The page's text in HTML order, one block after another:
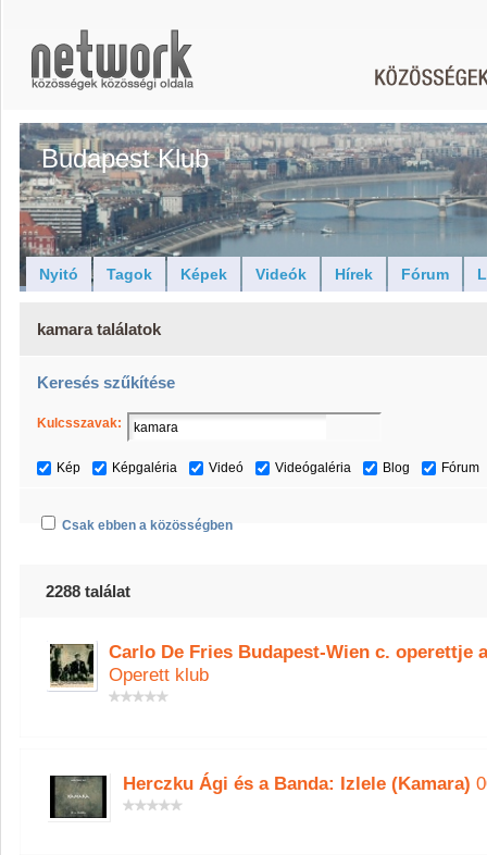
Budapest Klub
Nyitó Tagok Képek Videók Hírek Fórum
kamara találatok
Keresés szűkítése
Kulcsszavak:
Kép Képgaléria Videó Videógaléria Blog Fórum
Csak ebben a közösségben
2288 találat
Carlo De Fries Budapest-Wien c. operettje
Operett klub
Herczku Ági és a Banda: Izlele (Kamara)